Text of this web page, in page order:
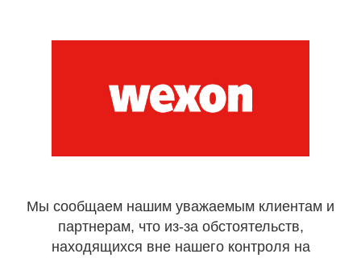
Мы сообщаем нашим уважаемым клиентам и
партнерам, что из-за обстоятельств,
находящихся вне нашего контроля на